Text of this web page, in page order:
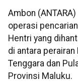
Ambon
operasi
Hentri yang
di antara perairan
Tenggara dan
Provinsi Maluku.